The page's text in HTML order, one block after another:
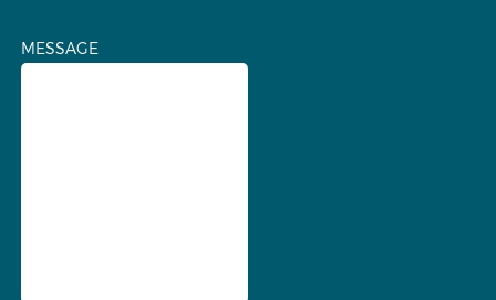
MESSAGE